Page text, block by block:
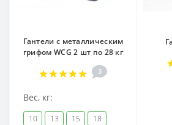
Гантели с металлическим
грифом WCG 2 шт по 28 кг
3
Вес, кг:
10 13 15 18